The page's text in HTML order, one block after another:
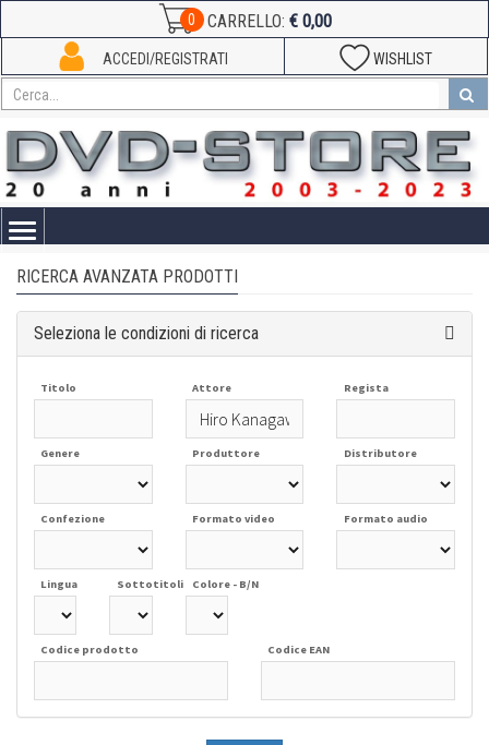
0 CARRELLO: € 0,00
WISHLIST
ACCEDI/REGISTRATI
Toggle
RICERCA AVANZATA PRODOTTI
Seleziona le condizioni di ricerca
Titolo Attore Regista
Genere Produttore Distributore
Confezione Formato video Formato audio
Lingua Sottotitoli Colore - B/N
Codice prodotto Codice EAN